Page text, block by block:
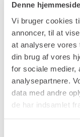
Denne
Vi bruger cookies
annoncer, til at
at analysere vores
din brug af vores
for sociale medier,
analysepartnere.
data med andre
de har indsamlet
Diameter
ø70 mm
Længde
1.050 mm
1,5 m³/min
Rør
DN 50, 2"
Egenvægt